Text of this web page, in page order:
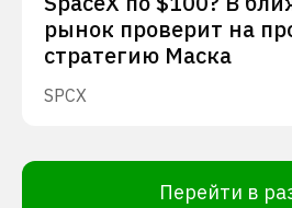
рынок проверит на
стратегию Маска
SPCX
Перейти в